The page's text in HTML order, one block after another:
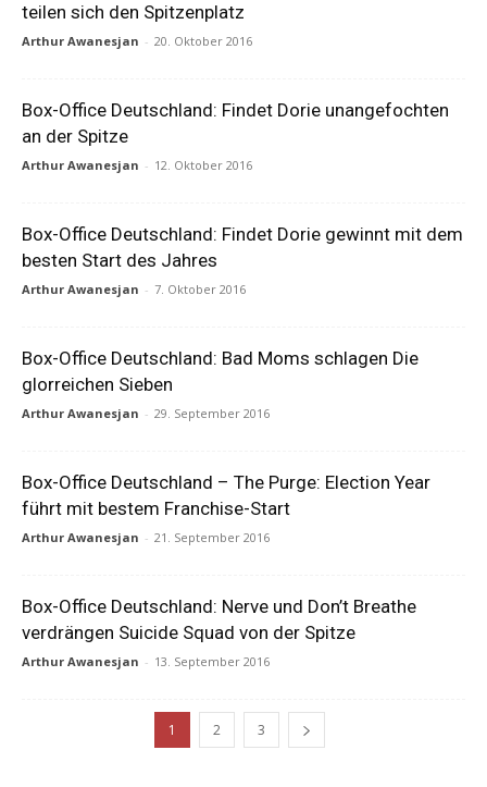
teilen sich den Spitzenplatz
Arthur Awanesjan - 20. Oktober 2016
Box-Office Deutschland: Findet Dorie unangefochten
an der Spitze
Arthur Awanesjan - 12. Oktober 2016
Box-Office Deutschland: Findet Dorie gewinnt mit dem
besten Start des Jahres
Arthur Awanesjan - 7. Oktober 2016
Box-Office Deutschland: Bad Moms schlagen Die
glorreichen Sieben
Arthur Awanesjan - 29. September 2016
Box-Office Deutschland – The Purge: Election Year
führt mit bestem Franchise-Start
Arthur Awanesjan - 21. September 2016
Box-Office Deutschland: Nerve und Don’t Breathe
verdrängen Suicide Squad von der Spitze
Arthur Awanesjan - 13. September 2016
1 2 3